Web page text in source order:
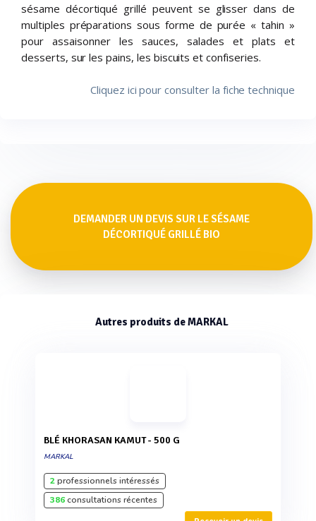
sésame décortiqué grillé peuvent se glisser dans de
multiples préparations sous forme de purée « tahin »
pour assaisonner les sauces, salades et plats et
desserts, sur les pains, les biscuits et confiseries.
Cliquez ici pour consulter la fiche technique
DEMANDER UN DEVIS SUR LE SÉSAME
DÉCORTIQUÉ GRILLÉ BIO
Autres produits de MARKAL
BLÉ KHORASAN KAMUT - 500 G
MARKAL
2professionnels intéressés
386consultations récentes